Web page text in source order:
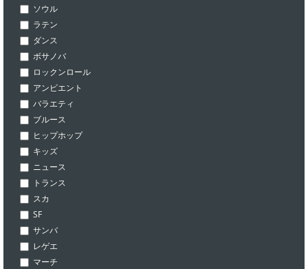
ソウル
ラテン
ダンス
ボサノバ
ロックンロール
アンビエント
バラエティ
ブルース
ヒップホップ
キッズ
ニュース
トランス
スカ
SF
サンバ
レゲエ
マーチ